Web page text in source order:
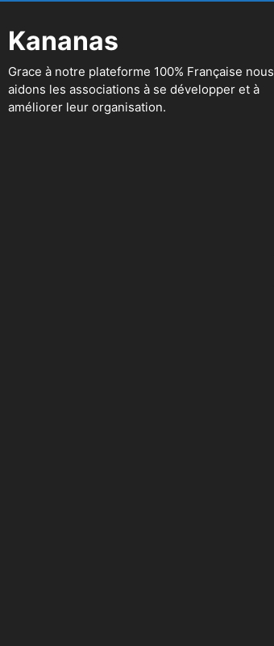
Kananas
Grace à notre plateforme 100% Française nous
aidons les associations à se développer et à
améliorer leur organisation.